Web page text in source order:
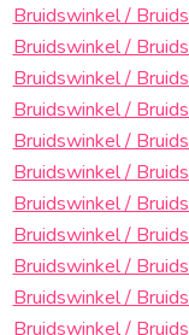
Bruidswinkel /
Bruidswinkel /
Bruidswinkel /
Bruidswinkel /
Bruidswinkel /
Bruidswinkel /
Bruidswinkel /
Bruidswinkel /
Bruidswinkel /
Bruidswinkel /
Bruidswinkel /